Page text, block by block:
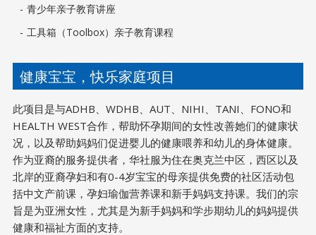
青少年亲子教育讲座
工具箱（Toolbox）亲子教育课程
健康宝宝，快乐家庭项目
此项目是与ADHB、WDHB、AUT、NIHI、TANI、FONO和
HEALTH WEST合作，帮助怀孕期间的女性改善她们的健康状
况，以及帮助妈妈们促进婴儿的健康喂养和幼儿的身体健康。
作为亚裔的服务提供者，华社服为住在奥克兰中区，西区以及
北岸的亚裔孕妇和有0-4岁宝宝的母亲提供免费的社区活动包
括中文产前课，孕妇瑜伽营养课和新手妈妈支持课。我们的宗
旨是为亚洲女性，尤其是为新手妈妈和学步期幼儿的妈妈提供
健康和福祉方面的支持。